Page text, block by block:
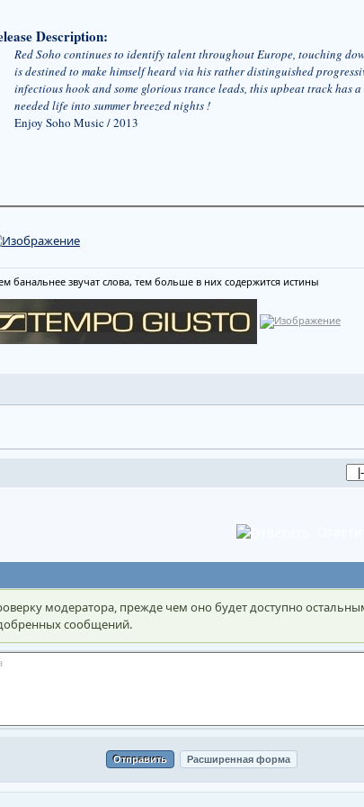
Description:
Red Soho continues to identify talent throughout Europe, touching
is destined to make himself heard via his rather distinguished
infectious hook and some glorious trance leads, this upbeat track has
needed life into summer breezed nights !
Enjoy Soho Music / 2013
банальнее звучат слова, тем больше в них содержится истины
модератора, прежде чем оно будет доступно
сообщений.